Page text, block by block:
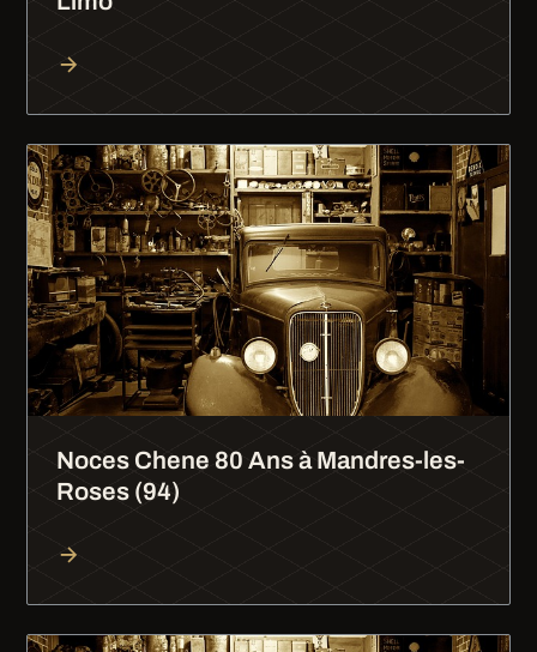
Noces Chene 80 Ans à Mandres-les-
Roses (94)